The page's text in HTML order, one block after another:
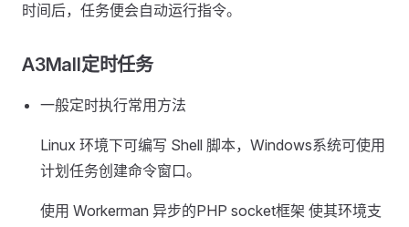
时间后，任务便会自动运行指令。
A3Mall定时任务
一般定时执行常用方法
Linux 环境下可编写 Shell 脚本，Windows系统可使用
计划任务创建命令窗口。
使用 Workerman 异步的PHP socket框架 使其环境支